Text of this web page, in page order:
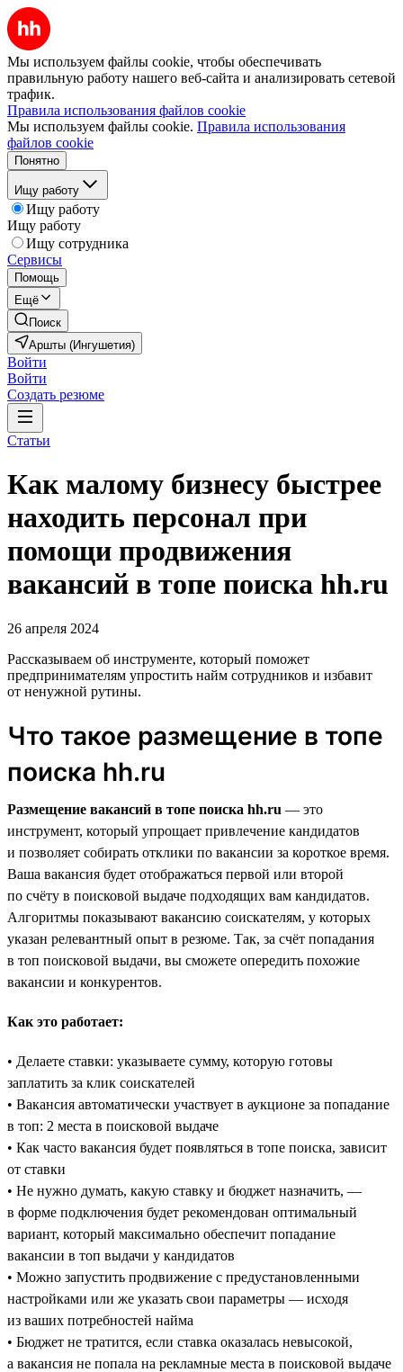
Мы используем файлы cookie, чтобы обеспечивать
правильную работу нашего веб-сайта и анализировать сетевой
трафик.
Правила использования файлов cookie
Мы используем файлы cookie. Правила использования
файлов cookie
Понятно
Ищу работу
Ищу работу
Ищу работу
Ищу сотрудника
Сервисы
Помощь
Ещё
Поиск
Аршты (Ингушетия)
Войти
Войти
Создать резюме
Статьи
Как малому бизнесу быстрее
находить персонал при
помощи продвижения
вакансий в топе поиска hh.ru
26 апреля 2024
Рассказываем об инструменте, который поможет
предпринимателям упростить найм сотрудников и избавит
от ненужной рутины.
Что такое размещение в топе
поиска hh.ru
Размещение вакансий в топе поиска hh.ru — это
инструмент, который упрощает привлечение кандидатов
и позволяет собирать отклики по вакансии за короткое время.
Ваша вакансия будет отображаться первой или второй
по счёту в поисковой выдаче подходящих вам кандидатов.
Алгоритмы показывают вакансию соискателям, у которых
указан релевантный опыт в резюме. Так, за счёт попадания
в топ поисковой выдачи, вы сможете опередить похожие
вакансии и конкурентов.
Как это работает:
• Делаете ставки: указываете сумму, которую готовы
заплатить за клик соискателей
• Вакансия автоматически участвует в аукционе за попадание
в топ: 2 места в поисковой выдаче
• Как часто вакансия будет появляться в топе поиска, зависит
от ставки
• Не нужно думать, какую ставку и бюджет назначить, —
в форме подключения будет рекомендован оптимальный
вариант, который максимально обеспечит попадание
вакансии в топ выдачи у кандидатов
• Можно запустить продвижение с предустановленными
настройками или же указать свои параметры — исходя
из ваших потребностей найма
• Бюджет не тратится, если ставка оказалась невысокой,
а вакансия не попала на рекламные места в поисковой выдаче